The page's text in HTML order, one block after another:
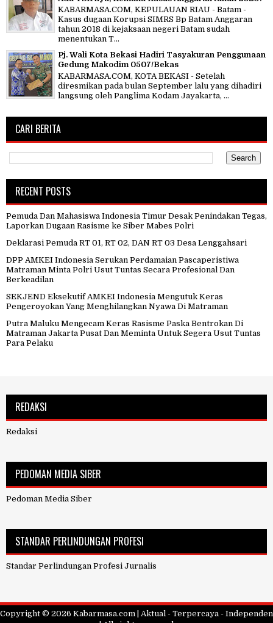
KABARMASA.COM, KEPULAUAN RIAU - Batam -
Kasus dugaan Korupsi SIMRS Bp Batam Anggaran
tahun 2018 di kejaksaan negeri Batam sudah
menentukan T...
Pj. Wali Kota Bekasi Hadiri Tasyakuran Penggunaan
Gedung Makodim 0507/Bekas
KABARMASA.COM, KOTA BEKASI - Setelah
diresmikan pada bulan September lalu yang dihadiri
langsung oleh Panglima Kodam Jayakarta, ...
CARI BERITA
RECENT POSTS
Pemuda Dan Mahasiswa Indonesia Timur Desak Penindakan Tegas,
Laporkan Dugaan Rasisme ke Siber Mabes Polri
Deklarasi Pemuda RT 01, RT 02, DAN RT 03 Desa Lenggahsari
DPP AMKEI Indonesia Serukan Perdamaian Pascaperistiwa
Matraman Minta Polri Usut Tuntas Secara Profesional Dan
Berkeadilan
SEKJEND Eksekutif AMKEI Indonesia Mengutuk Keras
Pengeroyokan Yang Menghilangkan Nyawa Di Matraman
Putra Maluku Mengecam Keras Rasisme Paska Bentrokan Di
Matraman Jakarta Pusat Dan Meminta Untuk Segera Usut Tuntas
Para Pelaku
REDAKSI
Redaksi
PEDOMAN MEDIA SIBER
Pedoman Media Siber
STANDAR PERLINDUNGAN PROFESI
Standar Perlindungan Profesi Jurnalis
Copyright © 2026 Kabarmasa.com | Aktual - Terpercaya - Independen